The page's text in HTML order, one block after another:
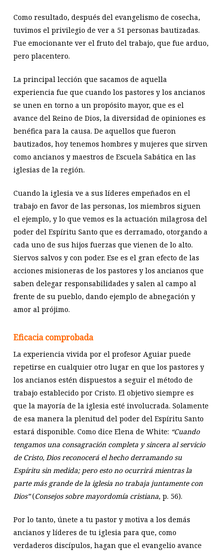
Como resultado, después del evangelismo de cosecha,
tuvimos el privilegio de ver a 51 personas bautizadas.
Fue emocionante ver el fruto del trabajo, que fue arduo,
pero placentero.
La principal lección que sacamos de aquella
experiencia fue que cuando los pastores y los ancianos
se unen en torno a un propósito mayor, que es el
avance del Reino de Dios, la diversidad de opiniones es
benéfica para la causa. De aquellos que fueron
bautizados, hoy tenemos hombres y mujeres que sirven
como ancianos y maestros de Escuela Sabática en las
iglesias de la región.
Cuando la iglesia ve a sus líderes empeñados en el
trabajo en favor de las personas, los miembros siguen
el ejemplo, y lo que vemos es la actuación milagrosa del
poder del Espíritu Santo que es derramado, otorgando a
cada uno de sus hijos fuerzas que vienen de lo alto.
Siervos salvos y con poder. Ese es el gran efecto de las
acciones misioneras de los pastores y los ancianos que
saben delegar responsabilidades y salen al campo al
frente de su pueblo, dando ejemplo de abnegación y
amor al prójimo.
Eficacia comprobada
La experiencia vivida por el profesor Aguiar puede
repetirse en cualquier otro lugar en que los pastores y
los ancianos estén dispuestos a seguir el método de
trabajo establecido por Cristo. El objetivo siempre es
que la mayoría de la iglesia esté involucrada. Solamente
de esa manera la plenitud del poder del Espíritu Santo
estará disponible. Como dice Elena de White: “Cuando
tengamos una consagración completa y sincera al servicio
de Cristo, Dios reconocerá el hecho derramando su
Espíritu sin medida; pero esto no ocurrirá mientras la
parte más grande de la iglesia no trabaja juntamente con
Dios”(Consejos sobre mayordomía cristiana, p. 56).
Por lo tanto, únete a tu pastor y motiva a los demás
ancianos y líderes de tu iglesia para que, como
verdaderos discípulos, hagan que el evangelio avance